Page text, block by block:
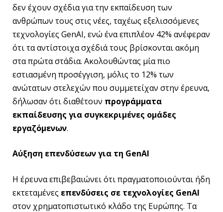
δεν έχουν σχέδια για την εκπαίδευση των
ανθρώπων τους στις νέες, ταχέως εξελισσόμενες
τεχνολογίες GenAI, ενώ ένα επιπλέον 42% ανέφεραν
ότι τα αντίστοιχα σχέδιά τους βρίσκονται ακόμη
στα πρώτα στάδια. Ακολουθώντας μία πιο
εστιασμένη προσέγγιση, μόλις το 12% των
ανώτατων στελεχών που συμμετείχαν στην έρευνα,
δήλωσαν ότι διαθέτουν προγράμματα
εκπαίδευσης για συγκεκριμένες ομάδες
εργαζόμενων.
Αύξηση επενδύσεων για τη GenAI
Η έρευνα επιβεβαιώνει ότι πραγματοποιούνται ήδη
εκτεταμένες επενδύσεις σε τεχνολογίες GenAI
στον χρηματοπιστωτικό κλάδο της Ευρώπης. Τα